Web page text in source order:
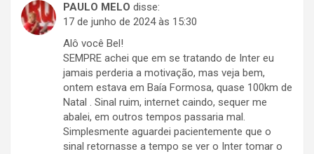
PAULO MELO disse:
17 de junho de 2024 às 15:30
Alô você Bel!
SEMPRE achei que em se tratando de Inter eu
jamais perderia a motivação, mas veja bem,
ontem estava em Baía Formosa, quase 100km de
Natal . Sinal ruim, internet caindo, sequer me
abalei, em outros tempos passaria mal.
Simplesmente aguardei pacientemente que o
sinal retornasse a tempo se ver o Inter tomar o